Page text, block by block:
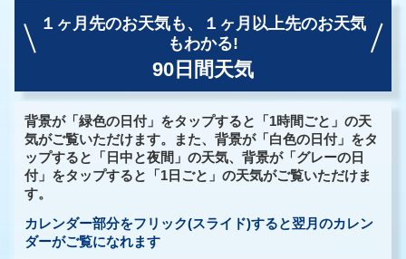
１ヶ月先のお天気も、
１ヶ月以上先のお天気
もわかる!
90日間天気
背景が「緑色の日付」をタップすると「1時間ごと」の天
気がご覧いただけます。また、背景が「白色の日付」をタ
ップすると「日中と夜間」の天気、背景が「グレーの日
付」をタップすると「1日ごと」の天気がご覧いただけま
す。
カレンダー部分をフリック(スライド)すると翌月のカレン
ダーがご覧になれます